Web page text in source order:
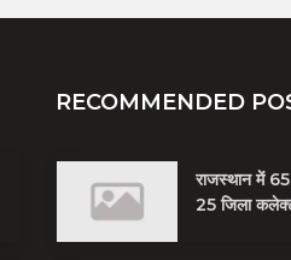
RECOMMENDED
राजस्थान में
25 जिला